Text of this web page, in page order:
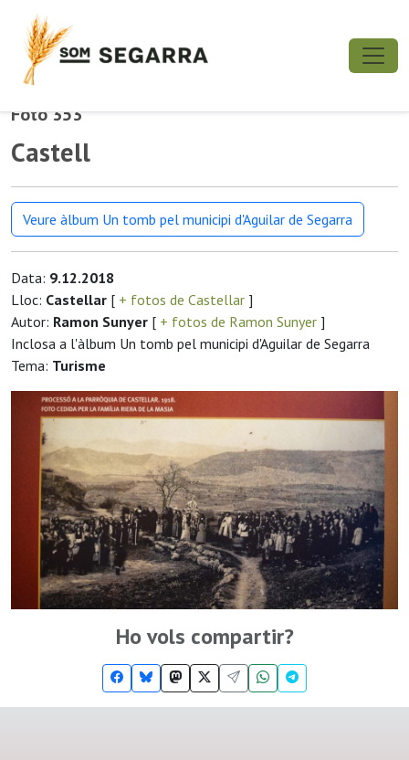
Foto 353
Castell
Veure àlbum Un tomb pel municipi d'Aguilar de Segarra
Data: 9.12.2018
Lloc: Castellar [ + fotos de Castellar ]
Autor: Ramon Sunyer [ + fotos de Ramon Sunyer ]
Inclosa a l'àlbum Un tomb pel municipi d'Aguilar de Segarra
Tema: Turisme
Ho vols compartir?